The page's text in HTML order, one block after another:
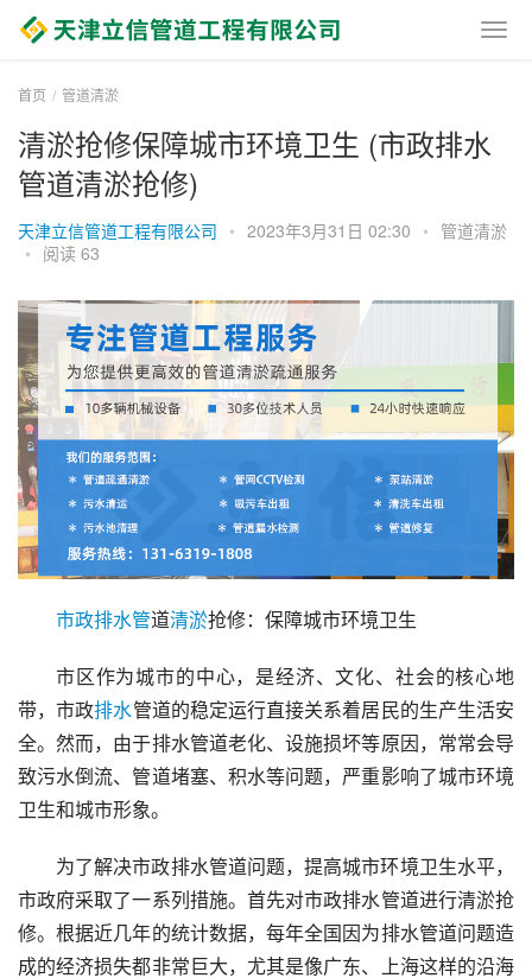
首页 管道清淤
清淤抢修保障城市环境卫生 (市政排水
管道清淤抢修)
天津立信管道工程有限公司 • 2023年3月31日 02:30 • 管道清淤
• 阅读 63
市政排水管道清淤抢修：保障城市环境卫生
市区作为城市的中心，是经济、文化、社会的核心地
带，市政排水管道的稳定运行直接关系着居民的生产生活安
全。然而，由于排水管道老化、设施损坏等原因，常常会导
致污水倒流、管道堵塞、积水等问题，严重影响了城市环境
卫生和城市形象。
为了解决市政排水管道问题，提高城市环境卫生水平，
市政府采取了一系列措施。首先对市政排水管道进行清淤抢
修。根据近几年的统计数据，每年全国因为排水管道问题造
成的经济损失都非常巨大，尤其是像广东、上海这样的沿海